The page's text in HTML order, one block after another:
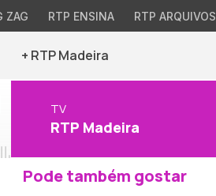
ZAG RTP ENSINA RTP ARQUIVOS
+ RTP Madeira
TV
RTP Madeira
Pode também gostar